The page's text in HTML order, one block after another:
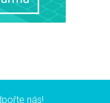
nás!